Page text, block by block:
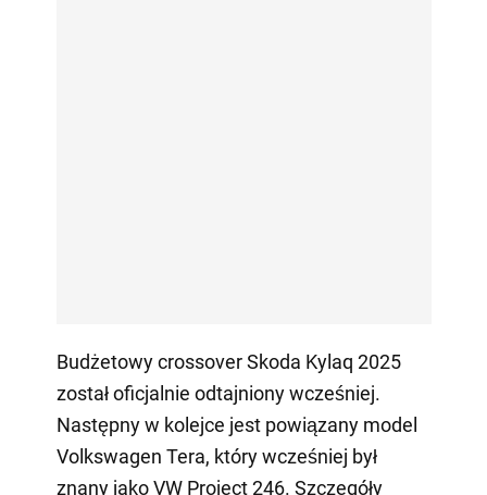
Budżetowy crossover Skoda Kylaq 2025
został oficjalnie odtajniony wcześniej.
Następny w kolejce jest powiązany model
Volkswagen Tera, który wcześniej był
znany jako VW Project 246. Szczegóły